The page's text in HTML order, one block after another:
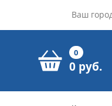
Ваш
0
0 руб.